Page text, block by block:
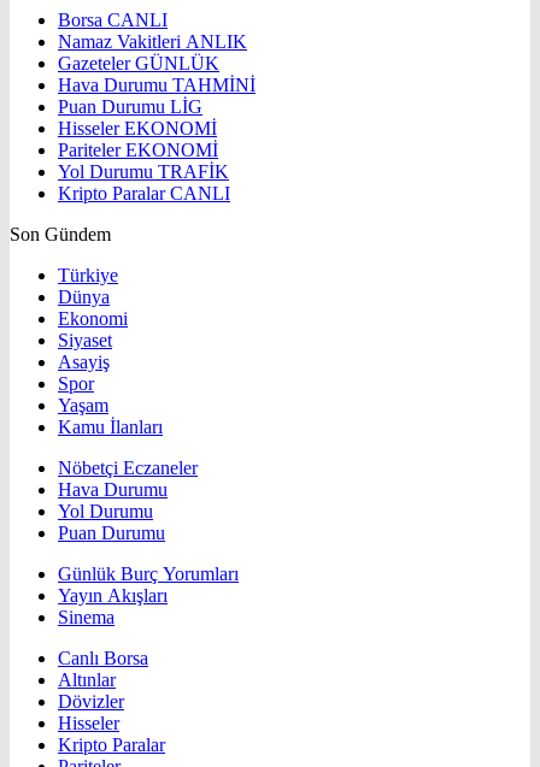
Borsa CANLI
Namaz Vakitleri ANLIK
GazetelerGÜNLÜK
Hava Durumu TAHMİNİ
Puan Durumu LİG
HisselerEKONOMİ
ParitelerEKONOMİ
Yol Durumu TRAFİK
Kripto ParalarCANLI
Son Gündem
Türkiye
Dünya
Ekonomi
Siyaset
Asayiş
Spor
Yaşam
Kamu İlanları
Nöbetçi Eczaneler
Hava Durumu
Yol Durumu
Puan Durumu
Günlük Burç Yorumları
Yayın Akışları
Sinema
Canlı Borsa
Altınlar
Dövizler
Hisseler
Kripto Paralar